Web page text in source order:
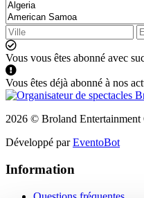
Vous vous êtes abonné avec
Vous êtes déjà abonné à nos
2026 © Broland Entertainment
Développé parEventoBot
Information